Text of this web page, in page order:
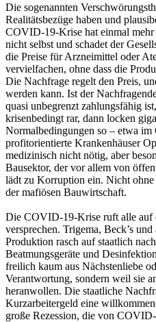
Die sogenannten
Realitätsbezüge haben und
COVID-19-Krise hat einmal
nicht selbst und schadet der
die Preise für Arzneimittel oder
vervielfachen, ohne dass die
Die Nachfrage regelt den Preis,
werden kann. Ist der
quasi unbegrenzt zahlungsfähig
krisenbedingt rar, dann locken
Normalbedingungen so – etwa im
profitorientierte Krankenhäuser
medizinisch nicht nötig, aber
Bausektor, der vor allem von
lädt zu Korruption ein. Nicht
der mafiösen Bauwirtschaft.
Die COVID-19-Krise ruft alle auf
versprechen. Trigema, Beck’s
Produktion rasch auf staatlich
Beatmungsgeräte und
freilich kaum aus Nächstenliebe
Verantwortung, sondern weil sie
heranwollen. Die staatliche
Kurzarbeitergeld eine
große Rezession, die von